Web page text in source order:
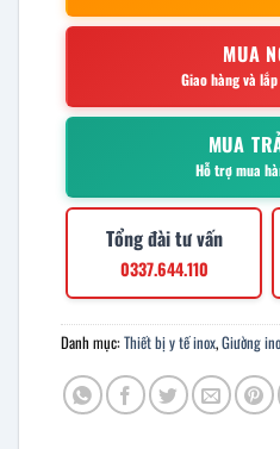
MUA
Giao hàng và
MUA
Hỗ trợ mua
Tổng đài tư vấn
0337.644.110
Danh mục:Thiết bị y tế inox,Giường